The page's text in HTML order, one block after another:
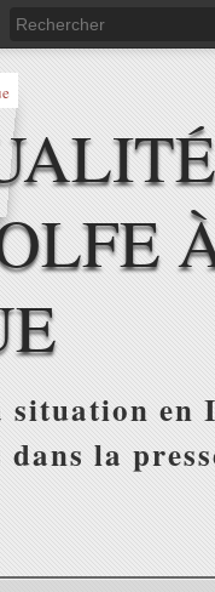
situation en
la